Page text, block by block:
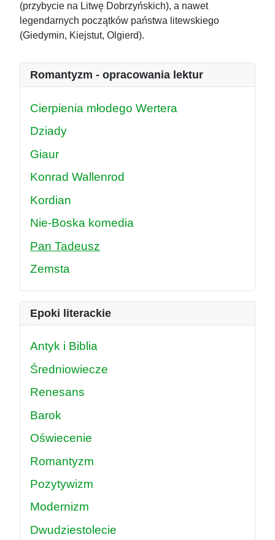
(przybycie na Litwę Dobrzyńskich), a nawet
legendarnych początków państwa litewskiego
(Giedymin, Kiejstut, Olgierd).
Romantyzm - opracowania lektur
Cierpienia młodego Wertera
Dziady
Giaur
Konrad Wallenrod
Kordian
Nie-Boska komedia
Pan Tadeusz
Zemsta
Epoki literackie
Antyk i Biblia
Średniowiecze
Renesans
Barok
Oświecenie
Romantyzm
Pozytywizm
Modernizm
Dwudziestolecie